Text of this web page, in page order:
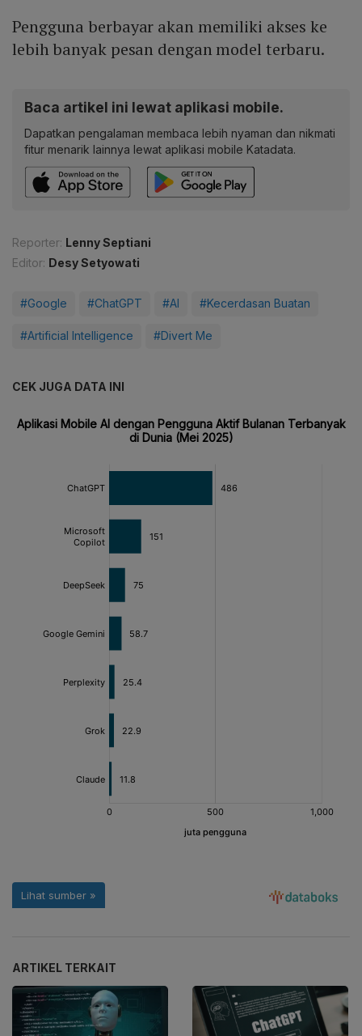
Pengguna berbayar akan memiliki akses ke
lebih banyak pesan dengan model terbaru.
Baca artikel ini lewat aplikasi mobile.
Dapatkan pengalaman membaca lebih nyaman dan nikmati
fitur menarik lainnya lewat aplikasi mobile Katadata.
Reporter: Lenny Septiani
Editor: Desy Setyowati
#Google #ChatGPT #AI #Kecerdasan Buatan
#Artificial Intelligence #Divert Me
CEK JUGA DATA INI
ARTIKEL TERKAIT